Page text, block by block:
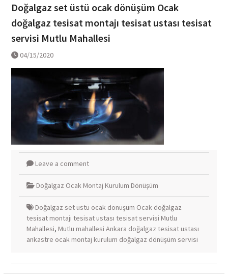
Doğalgaz set üstü ocak dönüşüm Ocak
doğalgaz tesisat montajı tesisat ustası tesisat
servisi Mutlu Mahallesi
04/15/2020
Leave a comment
Doğalgaz Ocak Montaj Kurulum Dönüşüm
Doğalgaz set üstü ocak dönüşüm Ocak doğalgaz
tesisat montajı tesisat ustası tesisat servisi Mutlu
Mahallesi, Mutlu mahallesi Ankara doğalgaz tesisat ustası
ankastre ocak montaj kurulum doğalgaz dönüşüm servisi